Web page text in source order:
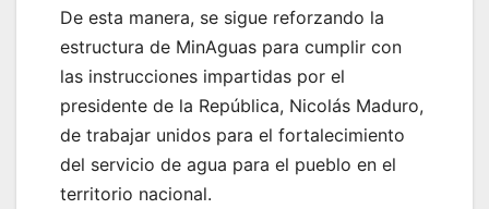
De esta manera, se sigue reforzando la
estructura de MinAguas para cumplir con
las instrucciones impartidas por el
presidente de la República, Nicolás Maduro,
de trabajar unidos para el fortalecimiento
del servicio de agua para el pueblo en el
territorio nacional.